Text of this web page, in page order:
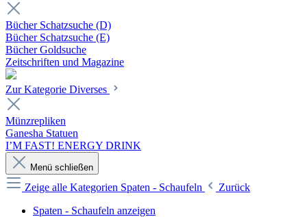
Bücher Schatzsuche (D)
Bücher Schatzsuche (E)
Bücher Goldsuche
Zeitschriften und Magazine
Zur Kategorie Diverses
Münzrepliken
Ganesha Statuen
I’M FAST! ENERGY DRINK
Menü schließen
Zeige alle Kategorien Spaten - Schaufeln
Zurück
Spaten - Schaufeln anzeigen